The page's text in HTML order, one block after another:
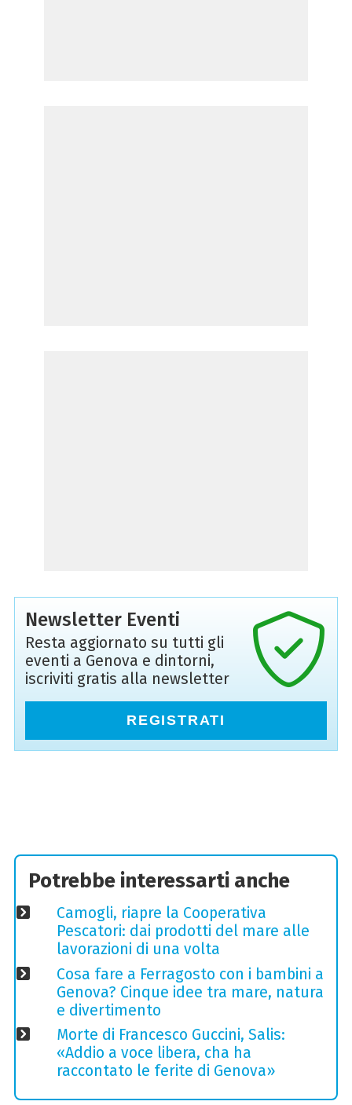
Newsletter Eventi
Resta aggiornato su tutti gli
eventi a Genova e dintorni,
iscriviti gratis alla newsletter
REGISTRATI
Potrebbe interessarti anche
Camogli, riapre la Cooperativa
Pescatori: dai prodotti del mare alle
lavorazioni di una volta
Cosa fare a Ferragosto con i bambini a
Genova? Cinque idee tra mare, natura
e divertimento
Morte di Francesco Guccini, Salis:
«Addio a voce libera, cha ha
raccontato le ferite di Genova»